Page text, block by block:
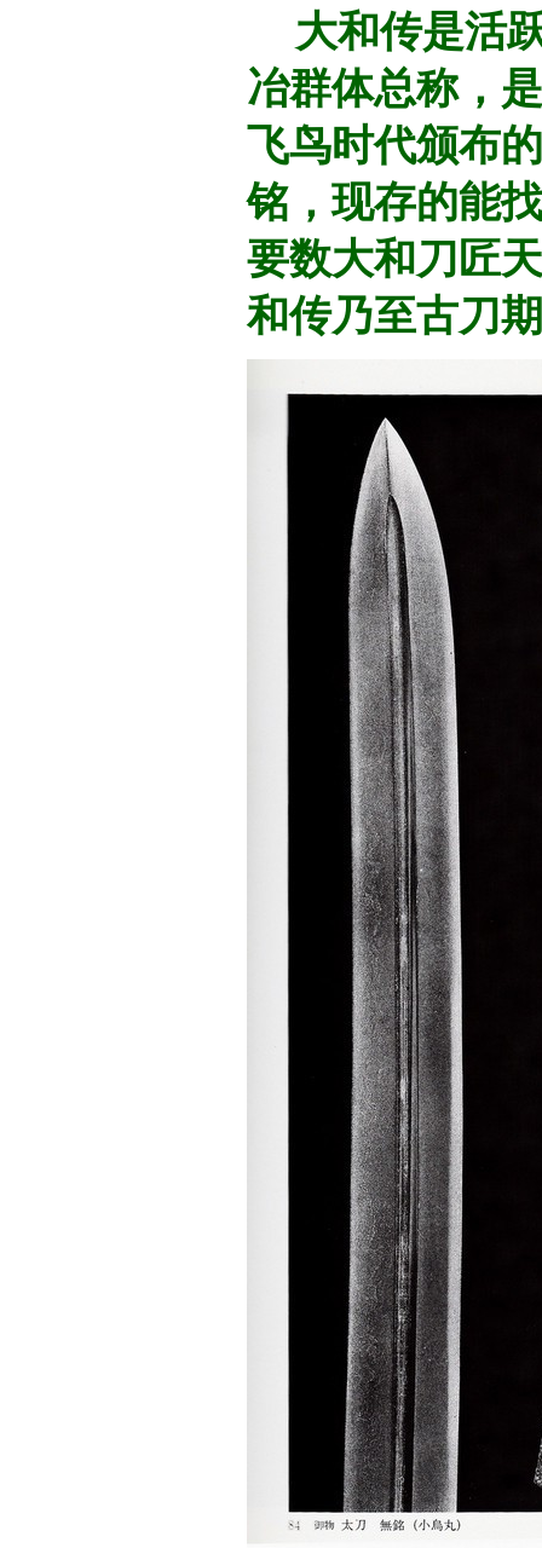
大和传是活
冶群体总称，
飞鸟时代颁布
铭，现存的能
要数大和刀匠
和传乃至古刀